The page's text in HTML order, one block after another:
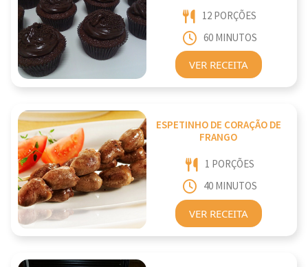
12 PORÇÕES
60 MINUTOS
VER RECEITA
ESPETINHO DE CORAÇÃO DE
FRANGO
1 PORÇÕES
40 MINUTOS
VER RECEITA